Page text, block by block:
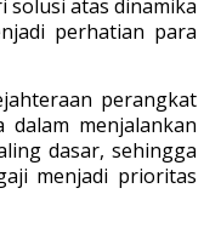
solusi atas dinamika
perhatian para
perangkat
dalam menjalankan
dasar, sehingga
menjadi prioritas